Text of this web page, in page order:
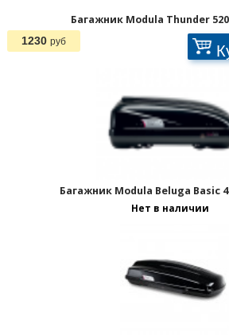
Багажник Modula Thunder
1230 руб
Багажник Modula Beluga Basic
Нет в наличии